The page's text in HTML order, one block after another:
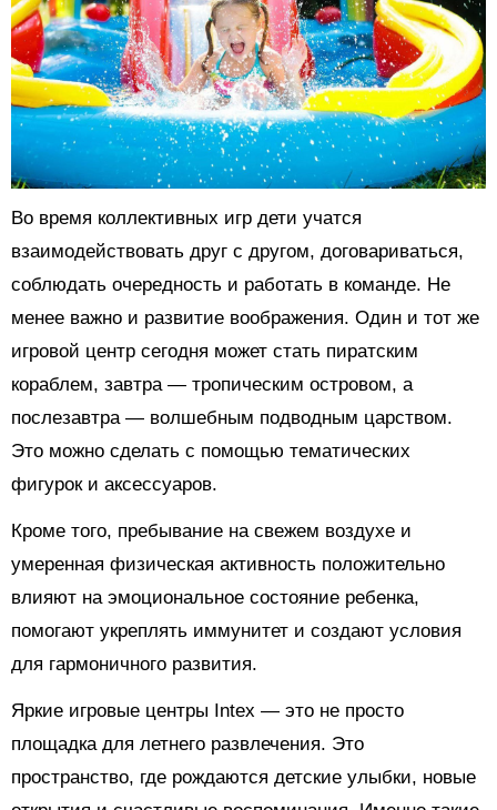
Во время коллективных игр дети учатся
взаимодействовать друг с другом, договариваться,
соблюдать очередность и работать в команде. Не
менее важно и развитие воображения. Один и тот же
игровой центр сегодня может стать пиратским
кораблем, завтра — тропическим островом, а
послезавтра — волшебным подводным царством.
Это можно сделать с помощью тематических
фигурок и аксессуаров.
Кроме того, пребывание на свежем воздухе и
умеренная физическая активность положительно
влияют на эмоциональное состояние ребенка,
помогают укреплять иммунитет и создают условия
для гармоничного развития.
Яркие игровые центры Intex — это не просто
площадка для летнего развлечения. Это
пространство, где рождаются детские улыбки, новые